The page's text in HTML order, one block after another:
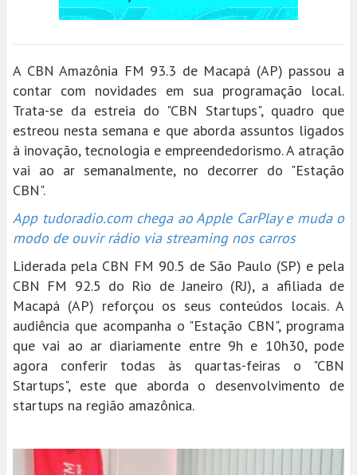
A CBN Amazônia FM 93.3 de Macapá (AP) passou a
contar com novidades em sua programação local.
Trata-se da estreia do "CBN Startups", quadro que
estreou nesta semana e que aborda assuntos ligados
à inovação, tecnologia e empreendedorismo. A atração
vai ao ar semanalmente, no decorrer do "Estação
CBN".
App tudoradio.com chega ao Apple CarPlay e muda o
modo de ouvir rádio via streaming nos carros
Liderada pela CBN FM 90.5 de São Paulo (SP) e pela
CBN FM 92.5 do Rio de Janeiro (RJ), a afiliada de
Macapá (AP) reforçou os seus conteúdos locais. A
audiência que acompanha o "Estação CBN", programa
que vai ao ar diariamente entre 9h e 10h30, pode
agora conferir todas às quartas-feiras o "CBN
Startups", este que aborda o desenvolvimento de
startups na região amazônica.